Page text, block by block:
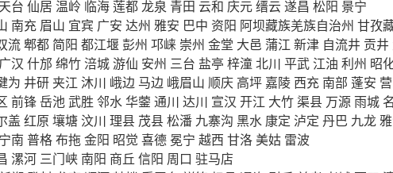
天台 仙居 温岭 临海莲都龙泉 青田 云和 庆元缙云遂昌 松阳 景宁
南充 眉山 宜宾 广安 达州 雅安 巴中 资阳 阿坝藏族羌族自治州 甘孜
流郫都 简阳 都江堰彭州 邛崃 崇州 金堂 大邑 蒲江 新津 自流井 贡井
广汉 什邡 绵竹 涪城游仙 安州 三台 盐亭 梓潼北川 平武 江油 利州 昭
为 井研 夹江 沐川 峨边 马边 峨眉山 顺庆 高坪 嘉陵 西充 南部 蓬安
前锋岳池武胜 邻水华蓥 通川 达川 宣汉 开江 大竹 渠县 万源雨城
盖 红原 壤塘 汶川 理县 茂县松潘 九寨沟 黑水 康定 泸定 丹巴 九龙
宁南 普格布拖金阳 昭觉 喜德 冕宁 越西 甘洛 美姑 雷波
漯河 三门峡 南阳 商丘 信阳 周口 驻马店